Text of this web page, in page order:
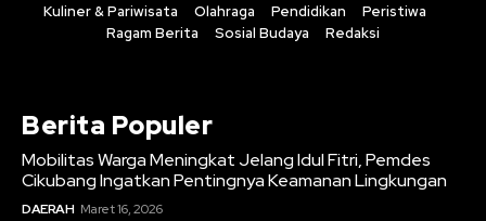
Kuliner & Pariwisata
Olahraga Pendidikan
Peristiwa
Ragam Berita
Sosial Budaya Redaksi
Berita Populer
Mobilitas Warga Meningkat Jelang Idul Fitri, Pemdes
Cikubang Ingatkan Pentingnya Keamanan Lingkungan
DAERAH Maret 16, 2026